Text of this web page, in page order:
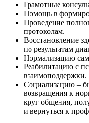
Грамотные
Помощь в
Проведение
протоколам.
Восстановление
по результатам
Нормализацию
Реабилитацию с
взаимоподдержки.
Социализацию –
возвращения к
круг общения,
и вернуться к